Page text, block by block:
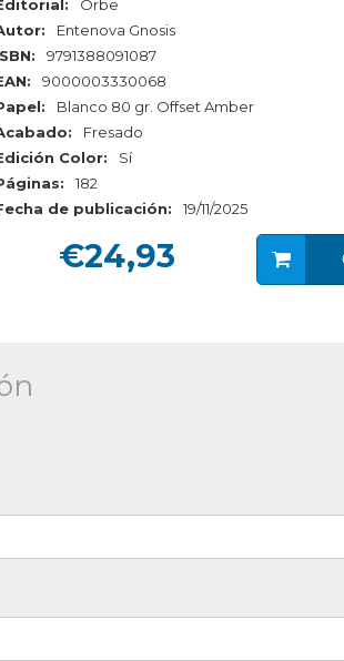
Orbe
Entenova Gnosis
9791388091087
9000003330068
Blanco 80 gr. Offset Amber
Fresado
Color:
Sí
182
de publicación:
19/11/2025
€24,93